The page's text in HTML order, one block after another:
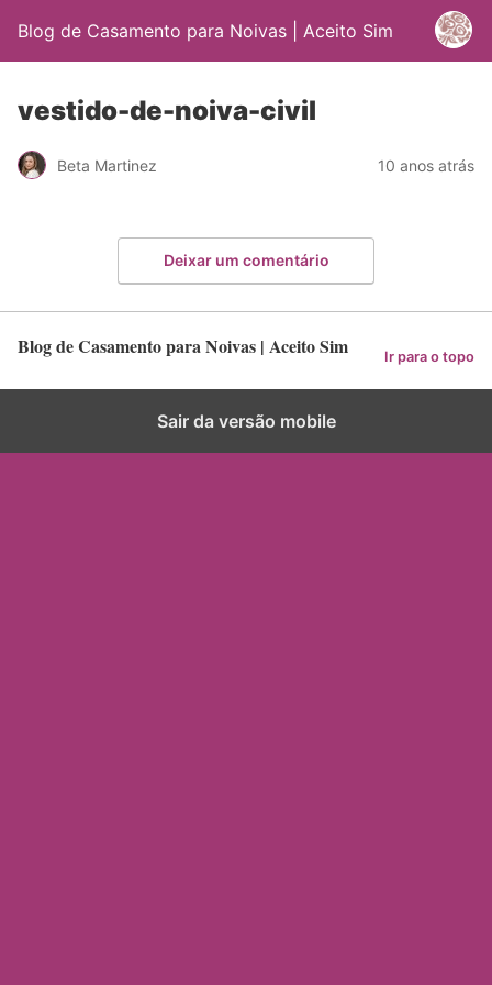
Blog de Casamento para Noivas | Aceito Sim
vestido-de-noiva-civil
Beta Martinez 10 anos atrás
Deixar um comentário
Blog de Casamento para Noivas | Aceito Sim Ir para o topo
Sair da versão mobile